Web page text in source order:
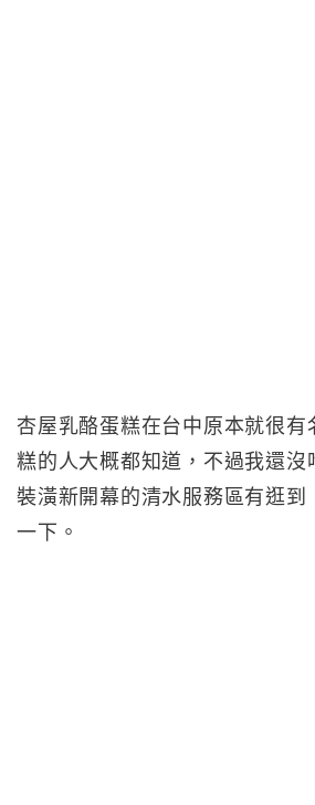
杏屋乳酪蛋糕在台中原本就很有
糕的人大概都知道，不過我還沒
裝潢新開幕的清水服務區有逛到
一下。